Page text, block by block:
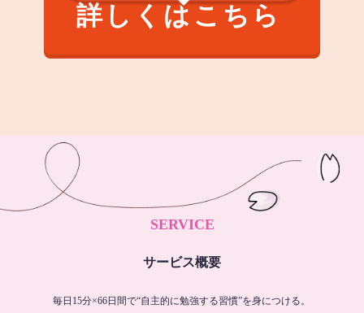
詳しくはこちら
SERVICE
サービス概要
毎日15分×66日間で“自主的に勉強する習慣”を身につける。